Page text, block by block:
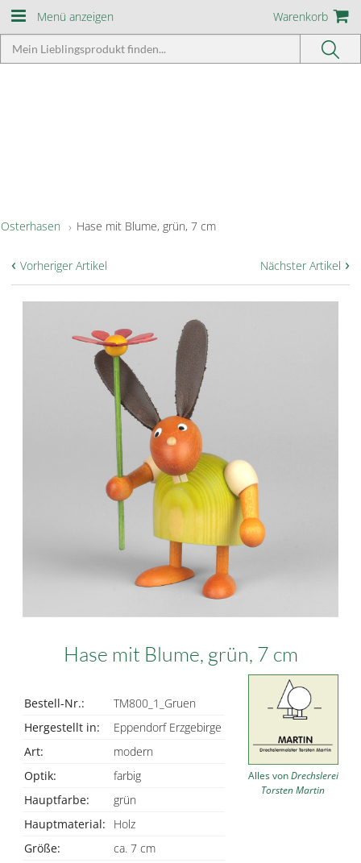
Menü anzeigen Warenkorb
Osterhasen Hase mit Blume, grün, 7 cm
Nächster Artikel ›
‹ Vorheriger Artikel
Hase mit Blume, grün, 7 cm
Bestell-Nr.:
TM800_1_Gruen
Hergestellt in:
Eppendorf Erzgebirge
Art:
modern
Optik:
farbig
Hauptfarbe:
grün
Hauptmaterial:
Holz
Größe:
ca. 7 cm
Alles vonDrechslerei
Torsten Martin